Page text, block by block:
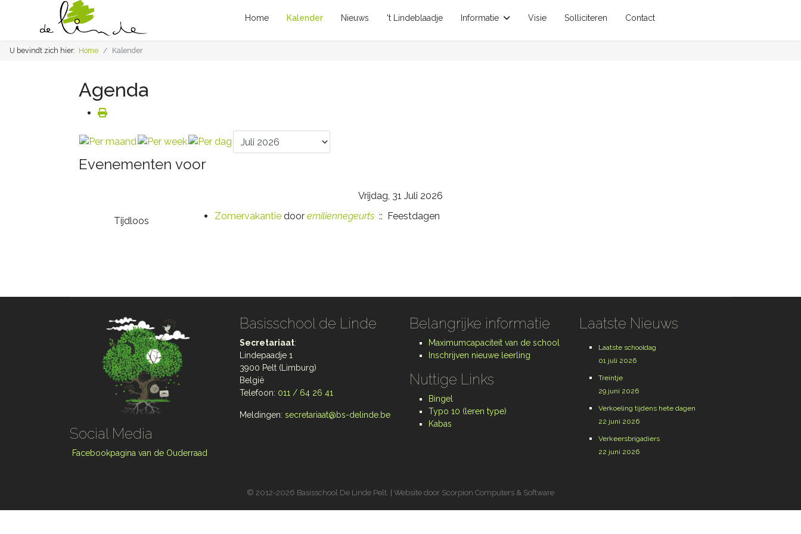
Home Kalender Nieuws 't Lindeblaadje Informatie Visie Solliciteren Contact
U bevindt zich hier: Home Kalender
Agenda
Evenementen voor
Vrijdag, 31 Juli 2026
Tijdloos Zomervakantie door emiliennegeurts :: Feestdagen
Social Media
Facebookpagina van de Ouderraad
Basisschool de Linde
Secretariaat:
Lindepaadje 1
3900 Pelt (Limburg)
België
Telefoon: 011 / 64 26 41
Meldingen: secretariaat@bs-delinde.be
Belangrijke informatie
Maximumcapaciteit van de school
Inschrijven nieuwe leerling
Nuttige Links
Bingel
Typo 10 (leren type)
Kabas
Laatste Nieuws
Laatste schooldag
01 juli 2026
Treintje
29 juni 2026
Verkoeling tijdens hete dagen
22 juni 2026
Verkeersbrigadiers
22 juni 2026
© 2012-2026 Basisschool De Linde Pelt. | Website door Scorpion Computers & Software